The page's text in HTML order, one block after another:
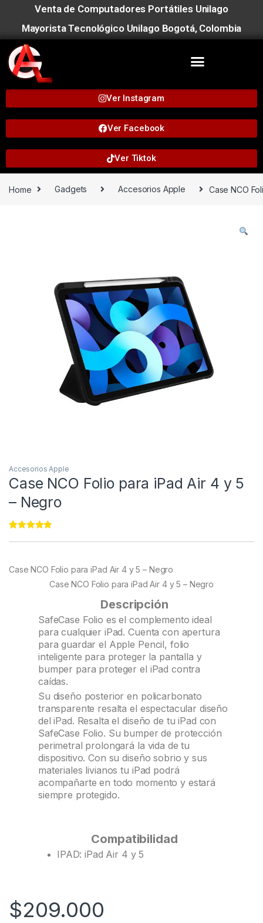
Venta de Computadores Portátiles Unilago
Mayorista Tecnológico Unilago Bogotá, Colombia
Ver Instagram
Ver Facebook
Ver Tiktok
Home Gadgets Accesorios Apple Case NCO
Accesorios Apple
Case NCO Folio para iPad Air 4 y 5
– Negro
ratings
Case NCO Folio para iPad Air 4 y 5 – Negro
Case NCO Folio para iPad Air 4 y 5 – Negro
Descripción
SafeCase Folio es el complemento ideal
para cualquier iPad. Cuenta con apertura
para guardar el Apple Pencil, folio
inteligente para proteger la pantalla y
bumper para proteger el iPad contra
caídas.
Su diseño posterior en policarbonato
transparente resalta el espectacular diseño
del iPad. Resalta el diseño de tu iPad con
SafeCase Folio. Su bumper de protección
perimetral prolongará la vida de tu
dispositivo. Con su diseño sobrio y sus
materiales livianos tu iPad podrá
acompañarte en todo momento y estará
siempre protegido.
Compatibilidad
IPAD: iPad Air 4 y 5
$209.000